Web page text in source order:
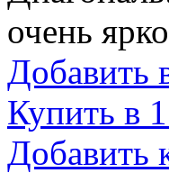
очень ярко
Добавить
Купить в
Добавить